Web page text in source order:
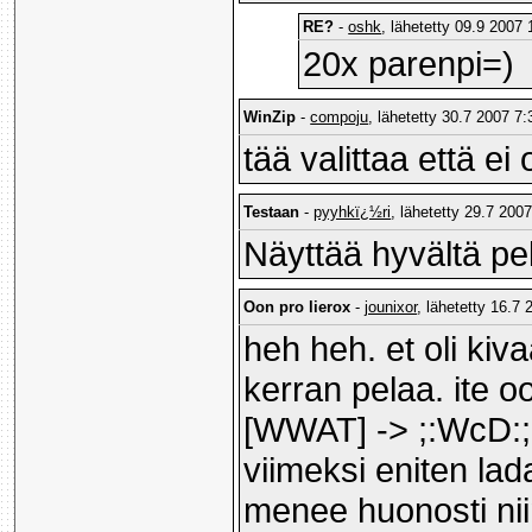
RE? -oshk, lähetetty 09.9 2007
20x parenpi=)
WinZip -compoju, lähetetty 30.7 2007
tää valittaa että ei
Testaan -pyyhkï¿½ri, lähetetty 29.7
Näyttää hyvältä
Oon pro lierox -jounixor, lähetetty 16.7
heh heh. et oli
kerran pelaa. ite
[WWAT] ->
viimeksi eniten
menee huonosti